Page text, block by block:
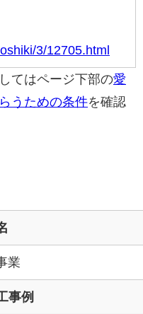
3/12705.html
てはページ下部の愛
うための条件を確認
業
事例